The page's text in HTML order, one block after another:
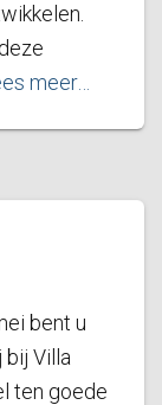
meer…
bent u
Villa
ten goede